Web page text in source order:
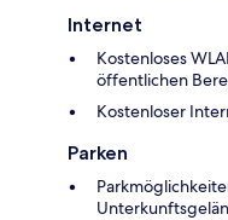
Internet
Kostenloses
öffentlichen
Kostenloser
Parken